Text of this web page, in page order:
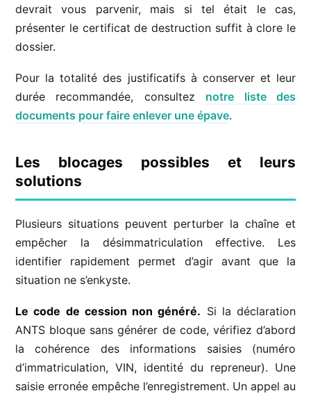
devrait vous parvenir, mais si tel était le cas,
présenter le certificat de destruction suffit à clore le
dossier.
Pour la totalité des justificatifs à conserver et leur
durée recommandée, consultez notre liste des
documents pour faire enlever une épave.
Les blocages possibles et leurs
solutions
Plusieurs situations peuvent perturber la chaîne et
empêcher la désimmatriculation effective. Les
identifier rapidement permet d’agir avant que la
situation ne s’enkyste.
Le code de cession non généré. Si la déclaration
ANTS bloque sans générer de code, vérifiez d’abord
la cohérence des informations saisies (numéro
d’immatriculation, VIN, identité du repreneur). Une
saisie erronée empêche l’enregistrement. Un appel au